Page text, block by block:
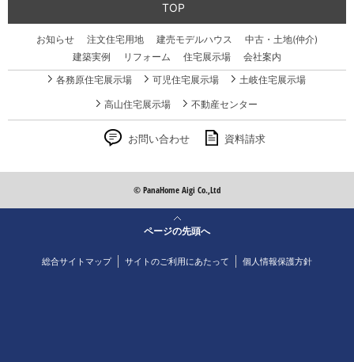
TOP
お知らせ 注文住宅用地 建売モデルハウス
中古・土地(仲介)
建築実例
リフォーム 住宅展示場
会社案内
各務原住宅展示場
可児住宅展示場 土岐住宅展示場
高山住宅展示場 不動産センター
お問い合わせ 資料請求
© PanaHome Aigi Co.,Ltd
ページの先頭へ
総合サイトマップ サイトのご利用にあたって 個人情報保護方針